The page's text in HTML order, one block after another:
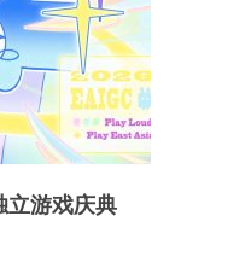
立游戏庆典